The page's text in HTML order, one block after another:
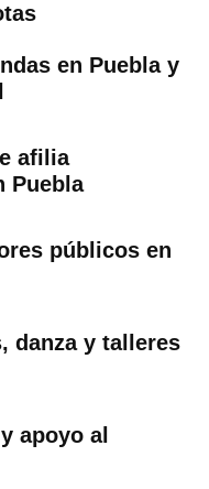
en Puebla y
afilia
Puebla
públicos en
danza y talleres
apoyo al